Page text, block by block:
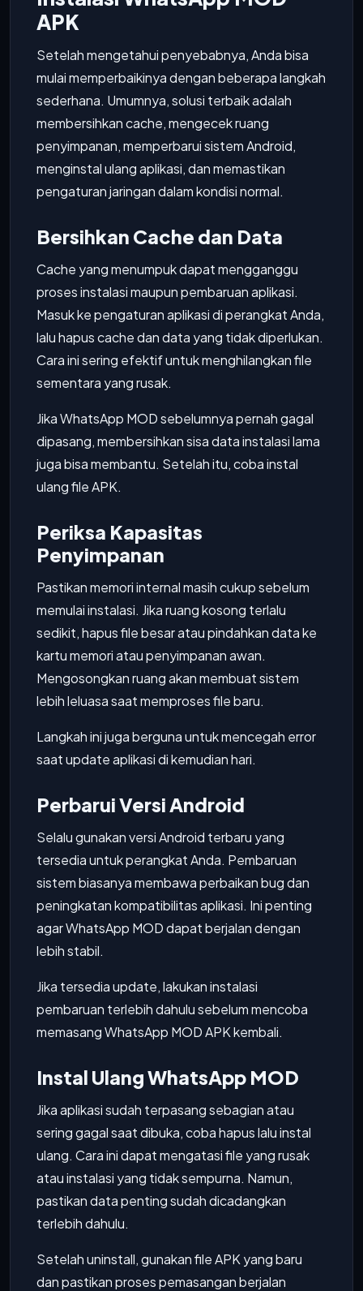
APK
Setelah mengetahui penyebabnya, Anda bisa
mulai memperbaikinya dengan beberapa langkah
sederhana. Umumnya, solusi terbaik adalah
membersihkan cache, mengecek ruang
penyimpanan, memperbarui sistem Android,
menginstal ulang aplikasi, dan memastikan
pengaturan jaringan dalam kondisi normal.
Bersihkan Cache dan Data
Cache yang menumpuk dapat mengganggu
proses instalasi maupun pembaruan aplikasi.
Masuk ke pengaturan aplikasi di perangkat Anda,
lalu hapus cache dan data yang tidak diperlukan.
Cara ini sering efektif untuk menghilangkan file
sementara yang rusak.
Jika WhatsApp MOD sebelumnya pernah gagal
dipasang, membersihkan sisa data instalasi lama
juga bisa membantu. Setelah itu, coba instal
ulang file APK.
Periksa Kapasitas
Penyimpanan
Pastikan memori internal masih cukup sebelum
memulai instalasi. Jika ruang kosong terlalu
sedikit, hapus file besar atau pindahkan data ke
kartu memori atau penyimpanan awan.
Mengosongkan ruang akan membuat sistem
lebih leluasa saat memproses file baru.
Langkah ini juga berguna untuk mencegah error
saat update aplikasi di kemudian hari.
Perbarui Versi Android
Selalu gunakan versi Android terbaru yang
tersedia untuk perangkat Anda. Pembaruan
sistem biasanya membawa perbaikan bug dan
peningkatan kompatibilitas aplikasi. Ini penting
agar WhatsApp MOD dapat berjalan dengan
lebih stabil.
Jika tersedia update, lakukan instalasi
pembaruan terlebih dahulu sebelum mencoba
memasang WhatsApp MOD APK kembali.
Instal Ulang WhatsApp MOD
Jika aplikasi sudah terpasang sebagian atau
sering gagal saat dibuka, coba hapus lalu instal
ulang. Cara ini dapat mengatasi file yang rusak
atau instalasi yang tidak sempurna. Namun,
pastikan data penting sudah dicadangkan
terlebih dahulu.
Setelah uninstall, gunakan file APK yang baru
dan pastikan proses pemasangan berjalan